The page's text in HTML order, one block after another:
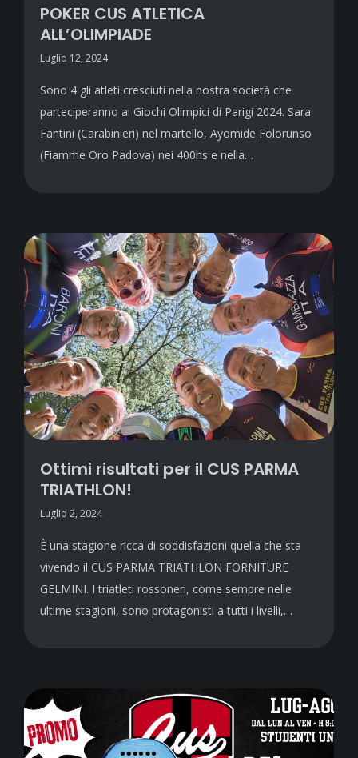
POKER CUS ATLETICA
ALL’OLIMPIADE
Luglio 12, 2024
Sono 4 gli atleti cresciuti nella nostra società che
parteciperanno ai Giochi Olimpici di Parigi 2024. Sara
Fantini (Carabinieri) nel martello, Ayomide Folorunso
(Fiamme Oro Padova) nei 400hs e nella…
Ottimi risultati per il CUS PARMA
TRIATHLON!
Luglio 2, 2024
È una stagione ricca di soddisfazioni quella che sta
vivendo il CUS PARMA TRIATHLON FORNITURE
GELMINI. I triatleti rossoneri, come sempre nelle
ultime stagioni, sono protagonisti a tutti i livelli,…